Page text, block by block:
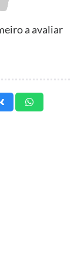
a avaliar